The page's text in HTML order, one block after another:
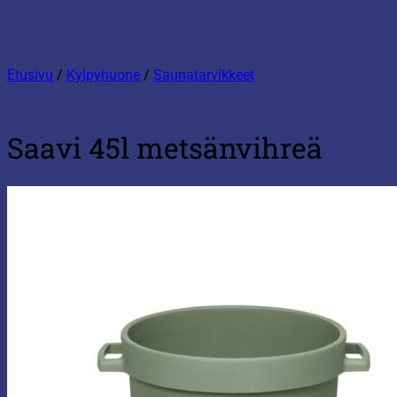
Etusivu / Kylpyhuone / Saunatarvikkeet
Saavi 45l metsänvihreä